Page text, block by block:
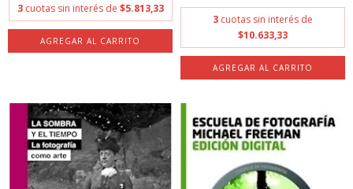
3 cuotas sin interés de $5.813,33
3 cuotas sin interés de
$10.633,33